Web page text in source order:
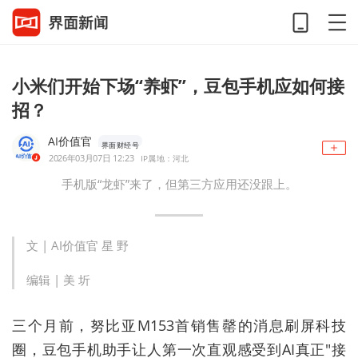
小米们开始下场“养虾”，豆包手机应如何接
招？
AI价值官 界面财经号
2026年03月07日 12:23 IP属地：河北
手机版“龙虾”来了，但第三方应用还没跟上。
文 | AI价值官 星 野
编辑 | 美 圻
三个月前，努比亚M153首销售罄的消息刷屏科技
圈，豆包手机助手让人第一次直观感受到AI真正"接